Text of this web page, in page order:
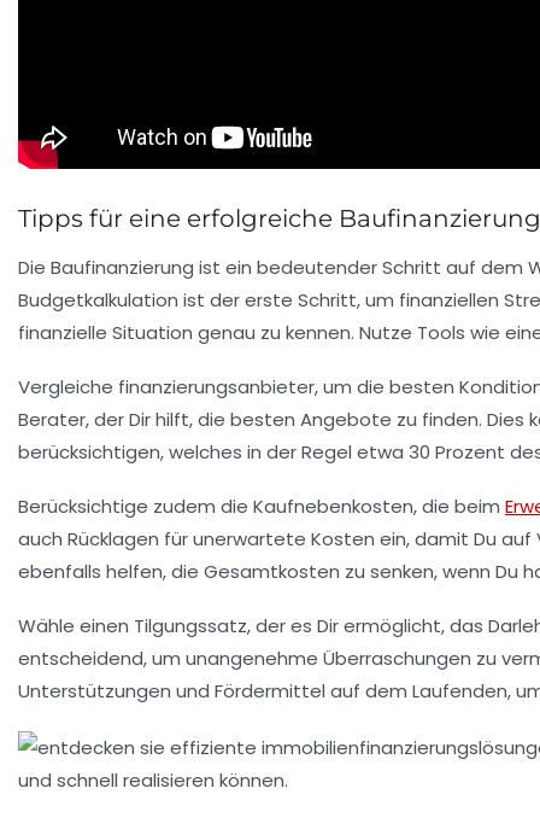
Tipps für eine erfolgreiche Baufinanzierung
Die Baufinanzierung ist ein bedeutender Schritt auf dem
Budgetkalkulation ist der erste Schritt, um finanziellen
finanzielle Situation genau zu kennen. Nutze Tools wie
Vergleiche finanzierungsanbieter, um die besten
Berater, der Dir hilft, die besten Angebote zu finden. Dies
berücksichtigen, welches in der Regel etwa 30 Prozent
Berücksichtige zudem die Kaufnebenkosten, die beim
auch Rücklagen für unerwartete Kosten ein, damit Du auf
ebenfalls helfen, die Gesamtkosten zu senken, wenn Du
Wähle einen Tilgungssatz, der es Dir ermöglicht, das
entscheidend, um unangenehme Überraschungen zu
Unterstützungen und Fördermittel auf dem Laufenden,